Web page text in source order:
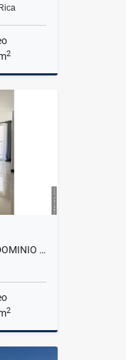
2
₡390.000
VENTA APARTAMENTO CONDOMINIO KHAYA
2